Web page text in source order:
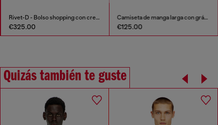
Rivet-D - Bolso shopping con cremallera y bolsillo con solapa
€325.00
Camiseta de manga larga con gráfico de Phoenix
€125.00
Quizás también te guste